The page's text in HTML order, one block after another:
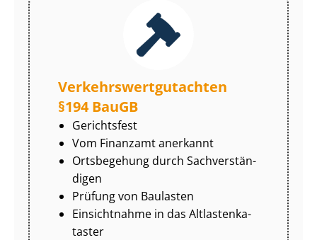
Ver­kehrs­wert­gut­ach­ten
§194 BauGB
Gerichtsfest
Vom Finanzamt anerkannt
Ortsbegehung durch Sach­ver­stän­
di­gen
Prüfung von Baulasten
Einsichtnahme in das Alt­las­ten­ka­
tas­ter